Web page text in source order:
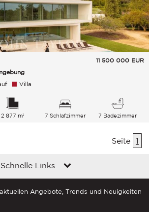
11 500 000 EUR
Villa
2 877 m² 7 Schlafzimmer 7 Badezimmer
Seite 1
Schnelle Links
Angebote, Trends und Neuigkeiten